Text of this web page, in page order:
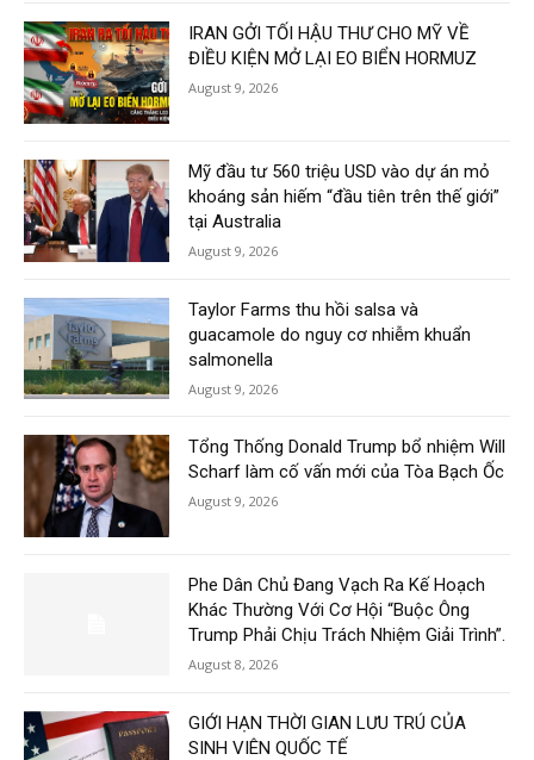
IRAN GỞI TỐI HẬU THƯ CHO MỸ VỀ
ĐIỀU KIỆN MỞ LẠI EO BIỂN HORMUZ
August 9, 2026
Mỹ đầu tư 560 triệu USD vào dự án mỏ
khoáng sản hiếm “đầu tiên trên thế giới”
tại Australia
August 9, 2026
Taylor Farms thu hồi salsa và
guacamole do nguy cơ nhiễm khuẩn
salmonella
August 9, 2026
Tổng Thống Donald Trump bổ nhiệm Will
Scharf làm cố vấn mới của Tòa Bạch Ốc
August 9, 2026
Phe Dân Chủ Đang Vạch Ra Kế Hoạch
Khác Thường Với Cơ Hội “Buộc Ông
Trump Phải Chịu Trách Nhiệm Giải Trình”.
August 8, 2026
GIỚI HẠN THỜI GIAN LƯU TRÚ CỦA
SINH VIÊN QUỐC TẾ